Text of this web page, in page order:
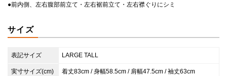
●前内側、左右腹部前立て・左右裾前立て・左右襟ぐりにシミ
サイズ
表記サイズ LARGE TALL
実寸サイズ(cm) 着丈83cm / 身幅58.5cm / 肩幅47.5cm / 袖丈63cm